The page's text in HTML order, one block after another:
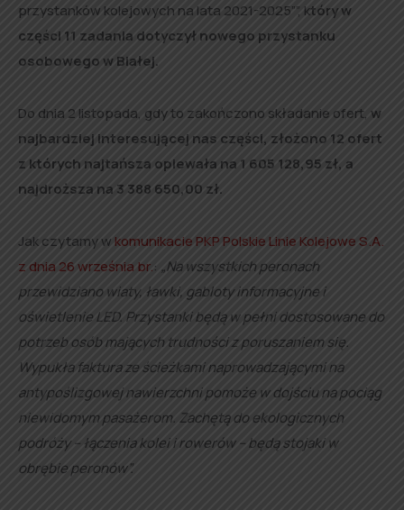
przystanków kolejowych na lata 2021-2025””, który w
części 11 zadania dotyczył nowego przystanku
osobowego w Białej.
Do dnia 2 listopada, gdy to zakończono składanie ofert, w
najbardziej interesującej nas części, złożono 12 ofert
z których najtańsza opiewała na 1 605 128,95 zł, a
najdroższa na 3 388 650,00 zł.
Jak czytamy wkomunikacie PKP Polskie Linie Kolejowe S.A.
z dnia 26 września br.: „Na wszystkich peronach
przewidziano wiaty, ławki, gabloty informacyjne i
oświetlenie LED. Przystanki będą w pełni dostosowane do
potrzeb osób mających trudności z poruszaniem się.
Wypukła faktura ze ścieżkami naprowadzającymi na
antypoślizgowej nawierzchni pomoże w dojściu na pociąg
niewidomym pasażerom. Zachętą do ekologicznych
podróży – łączenia kolei i rowerów – będą stojaki w
obrębie peronów”.